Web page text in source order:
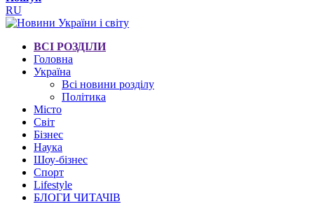
RU
ВСІ РОЗДІЛИ
Головна
Україна
Всі новини розділу
Політика
Місто
Світ
Бізнес
Наука
Шоу-бізнес
Спорт
Lifestyle
БЛОГИ ЧИТАЧІВ